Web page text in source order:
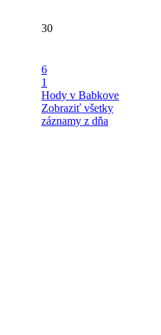
30
6
1
Hody v Babkove
Zobraziť všetky
záznamy z dňa